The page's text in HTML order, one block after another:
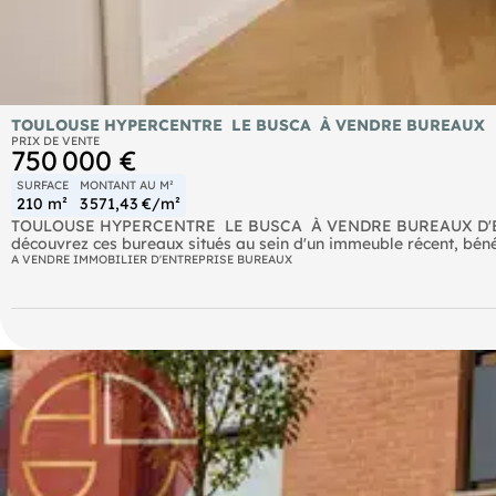
TOULOUSE HYPERCENTRE  LE BUSCA  À VENDRE BUREAUX
PRIX DE VENTE
750 000 €
SURFACE
210 m²
MONTANT AU M²
3 571,43 €/m²
TOULOUSE HYPERCENTRE  LE BUSCA  À VENDRE
découvrez ces bureaux situés au sein d'un immeuble récent,
transports en commun. Les locaux sont climatisés, entièrement
ce bien, un véritable atout en hypercentre. Idéal pour une
futur rénovation. Retrouvez toutes nos offres sur .com.
A VENDRE IMMOBILIER D'ENTREPRISE BUREAUX